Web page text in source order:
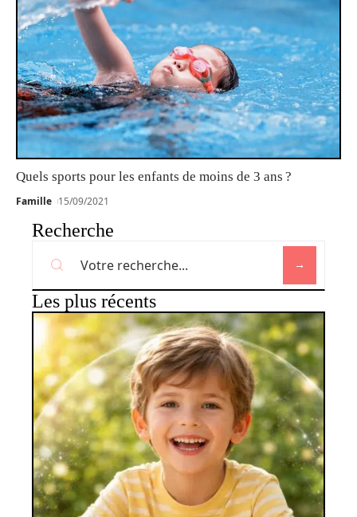
Quels sports pour les enfants de moins de 3 ans ?
Famille 15/09/2021
Recherche
Les plus récents